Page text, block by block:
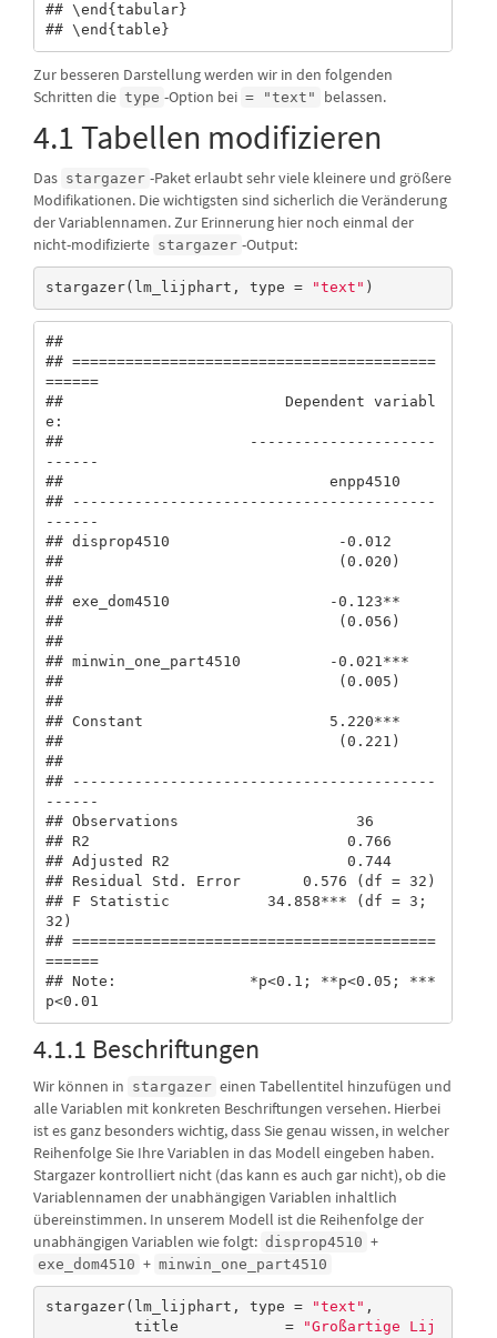
## \end{tabular}
## \end{table}
Zur besseren Darstellung werden wir in den folgenden
Schritten die type -Option bei = "text" belassen.
4.1 Tabellen modifizieren
Das stargazer -Paket erlaubt sehr viele kleinere und größere
Modifikationen. Die wichtigsten sind sicherlich die Veränderung
der Variablennamen. Zur Erinnerung hier noch einmal der
nicht-modifizierte stargazer -Output:
stargazer(lm_lijphart, type = "text" )
##
## =========================================
======
##                         Dependent variabl
e:
##                     ---------------------
------
##                              enpp4510
## -----------------------------------------
------
## disprop4510                   -0.012
##                               (0.020)
##
## exe_dom4510                  -0.123**
##                               (0.056)
##
## minwin_one_part4510          -0.021***
##                               (0.005)
##
## Constant                     5.220***
##                               (0.221)
##
## -----------------------------------------
------
## Observations                    36
## R2                             0.766
## Adjusted R2                    0.744
## Residual Std. Error       0.576 (df = 32)
## F Statistic           34.858*** (df = 3;
32)
## =========================================
======
## Note:               *p<0.1; **p<0.05; ***
p<0.01
4.1.1 Beschriftungen
Wir können in stargazer einen Tabellentitel hinzufügen und
alle Variablen mit konkreten Beschriftungen versehen. Hierbei
ist es ganz besonders wichtig, dass Sie genau wissen, in welcher
Reihenfolge Sie Ihre Variablen in das Modell eingeben haben.
Stargazer kontrolliert nicht (das kann es auch gar nicht), ob die
Variablennamen der unabhängigen Variablen inhaltlich
übereinstimmen. In unserem Modell ist die Reihenfolge der
unabhängigen Variablen wie folgt: disprop4510 +
exe_dom4510 + minwin_one_part4510
stargazer(lm_lijphart, type = "text" ,
          title            =
"Großartige Lij